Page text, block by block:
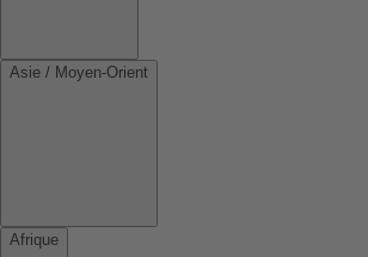
Asie / Moyen-Orient
Afrique